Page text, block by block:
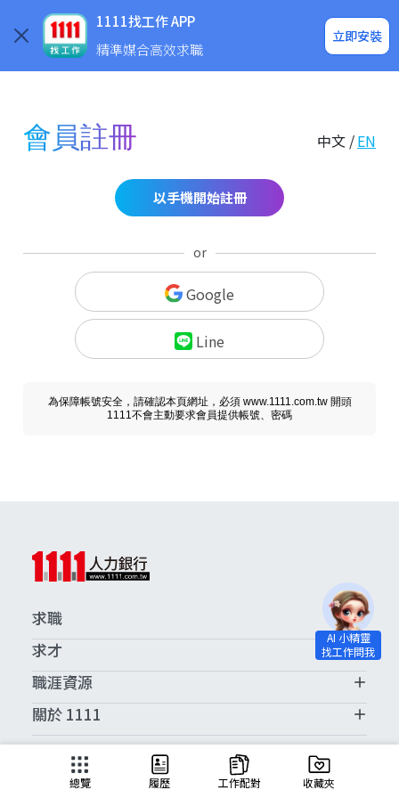
1111找工作 APP
精準媒合高效求職
立即安裝
企業求才
會員註冊 中文 /EN
以手機開始註冊
or
Google
Line
為保障帳號安全，請確認本頁網址，必須 www.1111.com.tw 開頭
1111不會主動要求會員提供帳號、密碼
求職
求才
職涯資源
關於 1111
求職服務中心
總覽 履歷 工作配對 收藏夾